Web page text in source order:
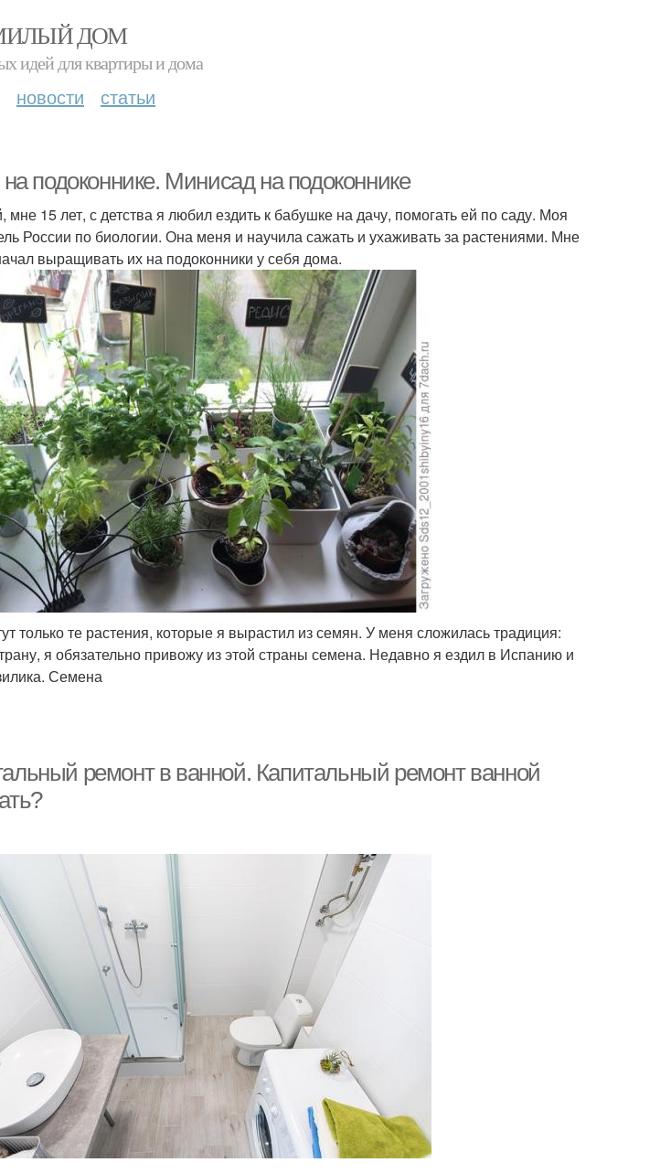
ДОМ
идей для квартиры и дома
новости статьи
подоконнике. Минисад на подоконнике
15 лет, с детства я любил ездить к бабушке на дачу, помогать ей по саду. Моя
России по биологии. Она меня и научила сажать и ухаживать за растениями. Мне
выращивать их на подоконники у себя дома.
только те растения, которые я вырастил из семян. У меня сложилась традиция:
я обязательно привожу из этой страны семена. Недавно я ездил в Испанию и
Семена
ремонт в ванной. Капитальный ремонт ванной